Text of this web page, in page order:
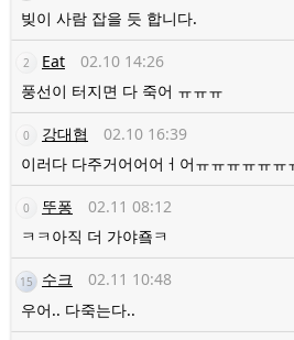
빚이 사람 잡을 듯 합니다.
2 Eat 02.10 14:26
풍선이 터지면 다 죽어 ㅠㅠㅠ
0 강대협 02.10 16:39
이러다 다주거어어어ㅓ어ㅠㅠㅠㅠㅠㅠ
0 뚜퐁 02.11 08:12
ㅋㅋ아직 더 가야죸ㅋ
15 수크 02.11 10:48
우어.. 다죽는다..